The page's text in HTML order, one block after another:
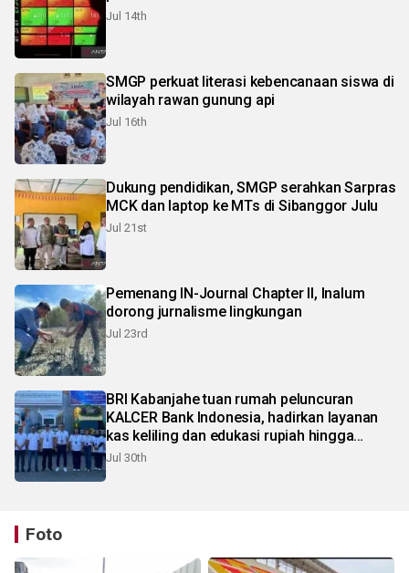
Jul 14th
SMGP perkuat literasi kebencanaan siswa di
wilayah rawan gunung api
Jul 16th
Dukung pendidikan, SMGP serahkan Sarpras
MCK dan laptop ke MTs di Sibanggor Julu
Jul 21st
Pemenang IN-Journal Chapter II, Inalum
dorong jurnalisme lingkungan
Jul 23rd
BRI Kabanjahe tuan rumah peluncuran
KALCER Bank Indonesia, hadirkan layanan
kas keliling dan edukasi rupiah hingga
pelosok Karo
Jul 30th
Foto